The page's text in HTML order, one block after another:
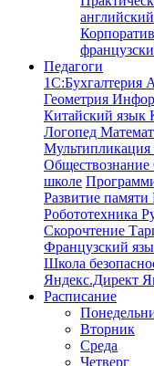
английский
Педагоги
1С:Бухгалтерия
Геометрия
Китайский язык
Логопед
Мультипликация
Обществознание
школе
Развитие памяти
Робототехника
Скорочтение
Французский
Школа
Яндекс.Директ
Расписание
Вторник
Среда
Четверг